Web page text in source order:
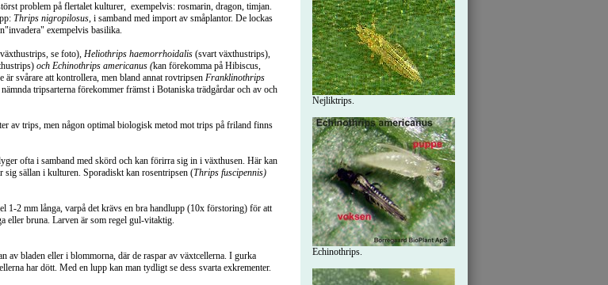
problem på flertalet kulturer, exempelvis: rosmarin, dragon, timjan.
Thrips nigropilosus, i samband med import av småplantor. De lockas
exempelvis basilika.
se foto), Heliothrips haemorrhoidalis (svart växthustrips),
och Echinothrips americanus (kan förekomma på Hibiscus,
är svårare att kontrollera, men bland annat rovtripsen Franklinothrips
tripsarterna förekommer främst i Botaniska trädgårdar och av och
av trips, men någon optimal biologisk metod mot trips på friland finns
ofta i samband med skörd och kan förirra sig in i växthusen. Här kan
sig sällan i kulturen. Sporadiskt kan rosentripsen (Thrips fuscipennis)
1-2 mm långa, varpå det krävs en bra handlupp (10x förstoring) för att
eller bruna. Larven är som regel gul-vitaktig.
av bladen eller i blommorna, där de raspar av växtcellerna. I gurka
har dött. Med en lupp kan man tydligt se dess svarta exkrementer.
Nejliktrips.
Echinothrips.